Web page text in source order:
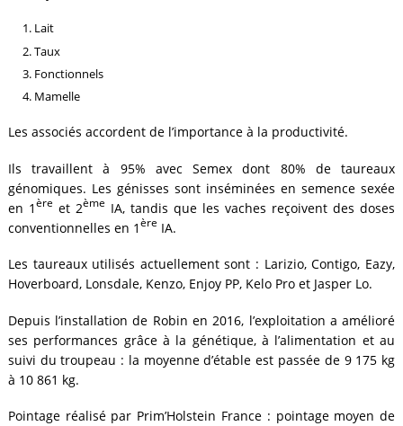
Lait
Taux
Fonctionnels
Mamelle
Les associés accordent de l’importance à la productivité.
Ils travaillent à 95% avec Semex dont 80% de taureaux
génomiques. Les génisses sont inséminées en semence sexée
en 1ère et 2ème IA, tandis que les vaches reçoivent des doses
conventionnelles en 1ère IA.
Les taureaux utilisés actuellement sont : Larizio, Contigo, Eazy,
Hoverboard, Lonsdale, Kenzo, Enjoy PP, Kelo Pro et Jasper Lo.
Depuis l’installation de Robin en 2016, l’exploitation a amélioré
ses performances grâce à la génétique, à l’alimentation et au
suivi du troupeau : la moyenne d’étable est passée de 9 175 kg
à 10 861 kg.
Pointage réalisé par Prim’Holstein France : pointage moyen de